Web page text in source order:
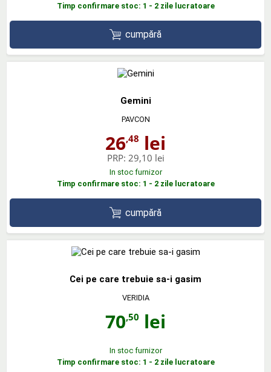
Timp confirmare stoc: 1 - 2 zile lucratoare
cumpără
Gemini
PAVCON
26,48 lei
PRP: 29,10 lei
In stoc furnizor
Timp confirmare stoc: 1 - 2 zile lucratoare
cumpără
Cei pe care trebuie sa-i gasim
VERIDIA
70,50 lei
In stoc furnizor
Timp confirmare stoc: 1 - 2 zile lucratoare